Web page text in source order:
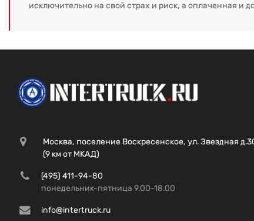
исключительно на свой страх и риск, а оплаченная и
Москва, поселение Воскресенское, ул. Звездная
(9 км от МКАД)
(495) 411-94-80
понедельник-пятница 9.00-18.00
info@intertruck.ru